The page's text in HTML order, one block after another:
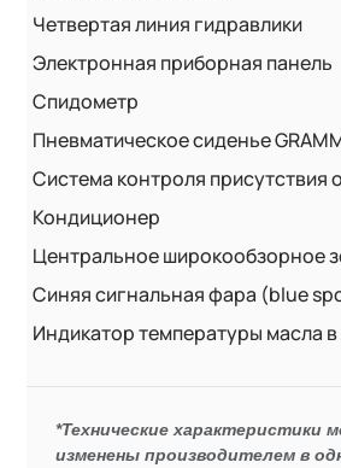
Четвертая линия гидравлики
Электронная приборная панель
Спидометр
Пневматическое сиденье
Система контроля присутствия
Кондиционер
Центральное широкообзорное
Синяя сигнальная фара (blue
Индикатор температуры масла в
*Технические характеристики
изменены производителем в